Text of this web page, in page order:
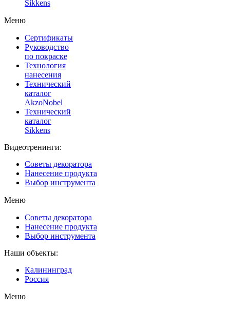
Sikkens
Меню
Сертификаты
Руководство
по покраске
Технология
нанесения
Технический
каталог
AkzoNobel
Технический
каталог
Sikkens
Видеотренинги:
Советы декоратора
Нанесение продукта
Выбор инструмента
Меню
Советы декоратора
Нанесение продукта
Выбор инструмента
Наши объекты:
Калининград
Россия
Меню